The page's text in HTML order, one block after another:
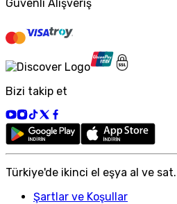
Güvenli Alışveriş
Bizi takip et
Türkiye'de ikinci el eşya al ve
Şartlar ve Koşullar